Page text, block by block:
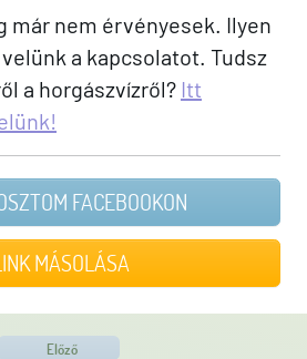
már nem érvényesek. Ilyen
a kapcsolatot. Tudsz
a horgászvízről? Itt
FACEBOOKON
MÁSOLÁSA
Előző